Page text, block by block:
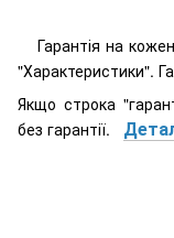
Гарантія на
"Характеристики".
Якщо строка
без гарантії.